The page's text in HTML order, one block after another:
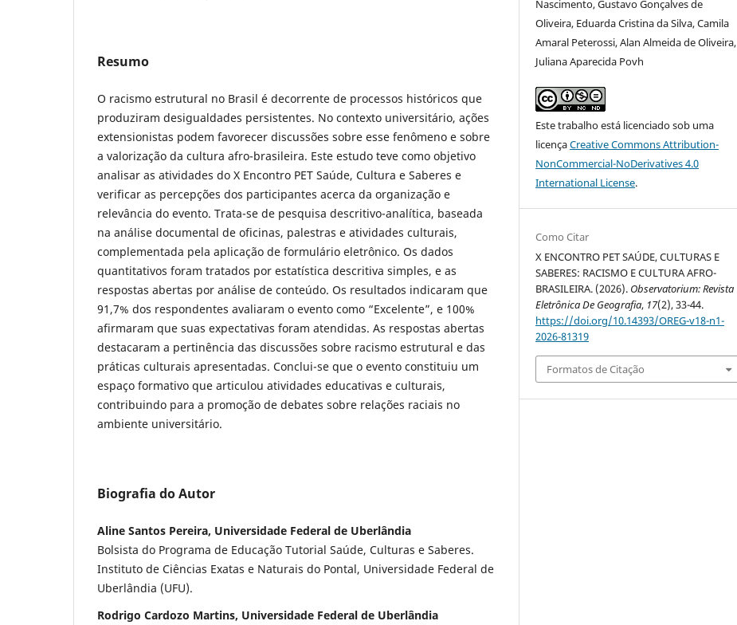
Resumo
O racismo estrutural no Brasil é decorrente de processos históricos que
produziram desigualdades persistentes. No contexto universitário, ações
extensionistas podem favorecer discussões sobre esse fenômeno e sobre
a valorização da cultura afro-brasileira. Este estudo teve como objetivo
analisar as atividades do X Encontro PET Saúde, Cultura e Saberes e
verificar as percepções dos participantes acerca da organização e
relevância do evento. Trata-se de pesquisa descritivo-analítica, baseada
na análise documental de oficinas, palestras e atividades culturais,
complementada pela aplicação de formulário eletrônico. Os dados
quantitativos foram tratados por estatística descritiva simples, e as
respostas abertas por análise de conteúdo. Os resultados indicaram que
91,7% dos respondentes avaliaram o evento como “Excelente”, e 100%
afirmaram que suas expectativas foram atendidas. As respostas abertas
destacaram a pertinência das discussões sobre racismo estrutural e das
práticas culturais apresentadas. Conclui-se que o evento constituiu um
espaço formativo que articulou atividades educativas e culturais,
contribuindo para a promoção de debates sobre relações raciais no
ambiente universitário.
Biografia do Autor
Aline Santos Pereira, Universidade Federal de Uberlândia
Bolsista do Programa de Educação Tutorial Saúde, Culturas e Saberes.
Instituto de Ciências Exatas e Naturais do Pontal, Universidade Federal de
Uberlândia (UFU).
Rodrigo Cardozo Martins, Universidade Federal de Uberlândia
Nascimento, Gustavo Gonçalves de
Oliveira, Eduarda Cristina da Silva, Camila
Amaral Peterossi, Alan Almeida de Oliveira,
Juliana Aparecida Povh
Este trabalho está licenciado sob uma
licençaCreative Commons Attribution-
NonCommercial-NoDerivatives 4.0
International License.
Como Citar
X ENCONTRO PET SAÚDE, CULTURAS E
SABERES: RACISMO E CULTURA AFRO-
BRASILEIRA. (2026). Observatorium: Revista
Eletrônica De Geografia, 17(2), 33-44.
https://doi.org/10.14393/OREG-v18-n1-
2026-81319
Formatos de Citação